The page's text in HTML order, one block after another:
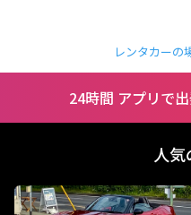
レンタカーの
24時間 アプリで
人気